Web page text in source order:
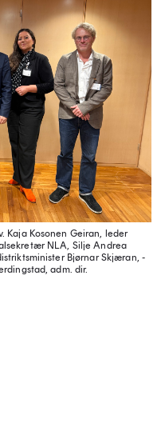
­Kaja Kosonen Geiran, leder
NLA, ­Silje Andrea
Bjørnar Skjæran,
adm. dir.